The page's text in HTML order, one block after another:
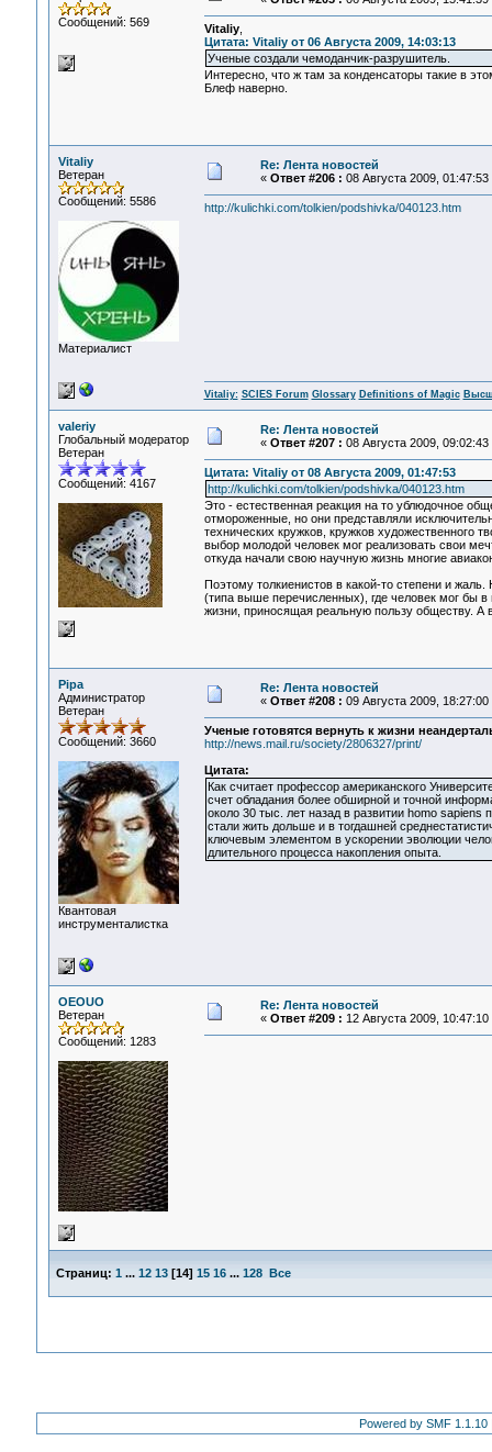
Сообщений: 569
Vitaliy,
Цитата: Vitaliy от 06 Августа 2009, 14:03:13
Ученые создали чемоданчик-разрушитель.
Интересно, что ж там за конденсаторы такие в
Блеф наверно.
Vitaliy
Ветеран
Сообщений: 5586
Материалист
Re: Лента новостей
« Ответ #206 : 08 Августа 2009, 01:47:53
http://kulichki.com/tolkien/podshivka/040123.htm
Vitaliy: SCIES Forum Glossary Definitions of Magic
valeriy
Глобальный модератор
Ветеран
Сообщений: 4167
Re: Лента новостей
« Ответ #207 : 08 Августа 2009, 09:02:43
Цитата: Vitaliy от 08 Августа 2009, 01:47:53
http://kulichki.com/tolkien/podshivka/040123.htm
Это - естественная реакция на то ублюдочное
отмороженные, но они представляли
технических кружков, кружков художественного
выбор молодой человек мог реализовать свои
откуда начали свою научную жизнь многие
Поэтому толкиенистов в какой-то степени и
(типа выше перечисленных), где человек мог бы
жизни, приносящая реальную пользу обществу.
Pipa
Администратор
Ветеран
Сообщений: 3660
Квантовая
инструменталистка
Re: Лента новостей
« Ответ #208 : 09 Августа 2009, 18:27:00
Ученые готовятся вернуть к жизни
http://news.mail.ru/society/2806327/print/
Цитата:
Как считает профессор американского
счет обладания более обширной и точной
около 30 тыс. лет назад в развитии homo
стали жить дольше и в тогдашней
ключевым элементом в ускорении эволюции
длительного процесса накопления опыта.
OEOUO
Ветеран
Сообщений: 1283
Re: Лента новостей
« Ответ #209 : 12 Августа 2009, 10:47:10
Страниц: 1 ... 12 13[14] 15 16 ... 128 Все
Powered by SMF 1.1.10